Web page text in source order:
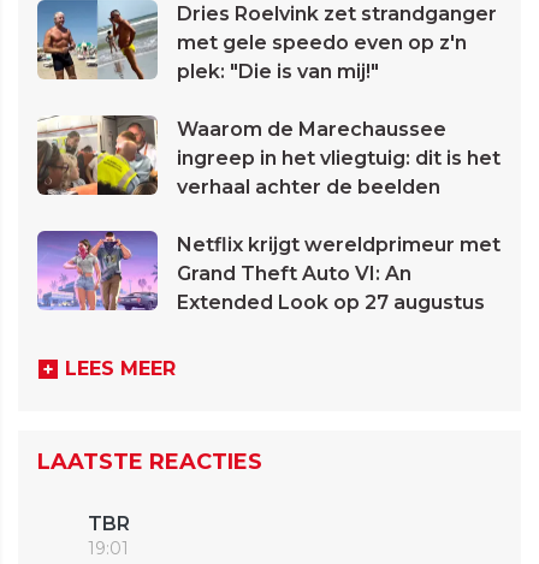
Dries Roelvink zet strandganger
met gele speedo even op z'n
plek: "Die is van mij!"
Waarom de Marechaussee
ingreep in het vliegtuig: dit is het
verhaal achter de beelden
Netflix krijgt wereldprimeur met
Grand Theft Auto VI: An
Extended Look op 27 augustus
LEES MEER
LAATSTE REACTIES
TBR
19:01